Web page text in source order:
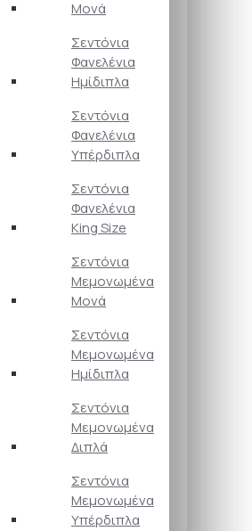
Μονά
Σεντόνια
Φανελένια
Ημίδιπλα
Σεντόνια
Φανελένια
Υπέρδιπλα
Σεντόνια
Φανελένια
King Size
Σεντόνια
Μεμονωμένα
Μονά
Σεντόνια
Μεμονωμένα
Ημίδιπλα
Σεντόνια
Μεμονωμένα
Διπλά
Σεντόνια
Μεμονωμένα
Υπέρδιπλα